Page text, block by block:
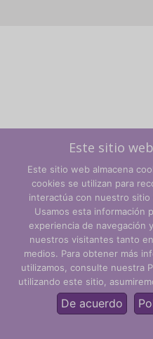
Términos
Política
© CLARITY Learning Suite
Este sitio
Este sitio web almacena
cookies se utilizan para
interactúa con nuestro
Usamos esta información
experiencia de navegación
nuestros visitantes tanto
medios. Para obtener más
utilizamos, consulte nuestra
utilizando este sitio,
De acuerdo